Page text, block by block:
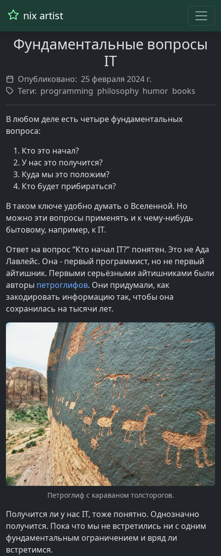
nix artist
Фундаментальные вопросы
IT
Опубликовано: 25 февраля 2024 г.
Теги: programming philosophy humor books
В любом деле есть четыре фундаментальных
вопроса:
Кто это начал?
У нас это получится?
Куда мы это положим?
Кто будет прибираться?
В таком ключе удобно думать о Вселенной. Но
можно эти вопросы применять и к чему-нибудь
бытовому, например, к IT.
Ответ на вопрос “Кто начал IT?” понятен. Это не Ада
Лавлейс. Она - первый программист, но не первый
айтишник. Первыми серьёзными айтишниками были
авторы петроглифов. Они придумали, как
закодировать информацию так, чтобы она
сохранилась на тысячи лет.
Петроглиф с караваном толсторогов.
Получится ли у нас IT, тоже понятно. Однозначно
получится. Пока что мы не встретились ни с одним
фундаментальным ограничением и вряд ли
встретимся.